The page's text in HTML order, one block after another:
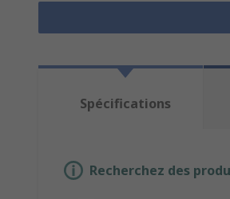
Spécifications
Recherchez des